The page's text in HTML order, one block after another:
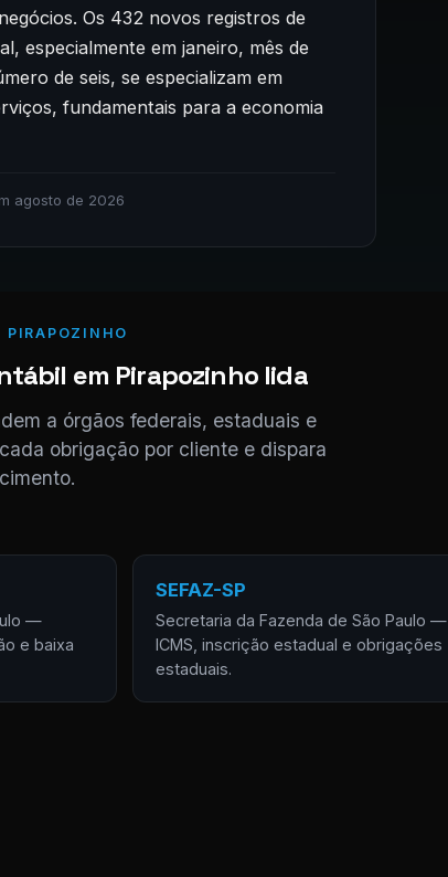
Os 432 novos registros de
especialmente em janeiro, mês de
de seis, se especializam em
fundamentais para a economia
agosto de 2026
PIRAPOZINHO
em Pirapozinho lida
a órgãos federais, estaduais e
obrigação por cliente e dispara
—
e baixa
SEFAZ-SP
Secretaria da Fazenda de São Paulo —
ICMS, inscrição estadual e obrigações
estaduais.